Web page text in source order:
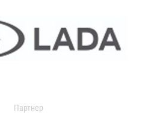
Партнер